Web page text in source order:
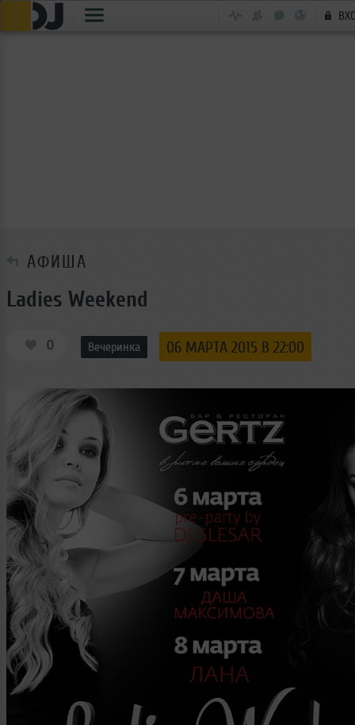
АФИША
Ladies Weekend
0 Вечеринка 06 МАРТА 2015 В 22:00